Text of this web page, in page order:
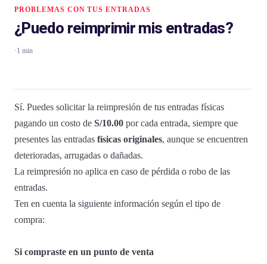
PROBLEMAS CON TUS ENTRADAS
¿Puedo reimprimir mis entradas?
·1 min
Sí. Puedes solicitar la reimpresión de tus entradas físicas
pagando un costo de S/10.00 por cada entrada, siempre que
presentes las entradas físicas originales, aunque se encuentren
deterioradas, arrugadas o dañadas.
La reimpresión no aplica en caso de pérdida o robo de las
entradas.
Ten en cuenta la siguiente información según el tipo de
compra:
Si compraste en un punto de venta